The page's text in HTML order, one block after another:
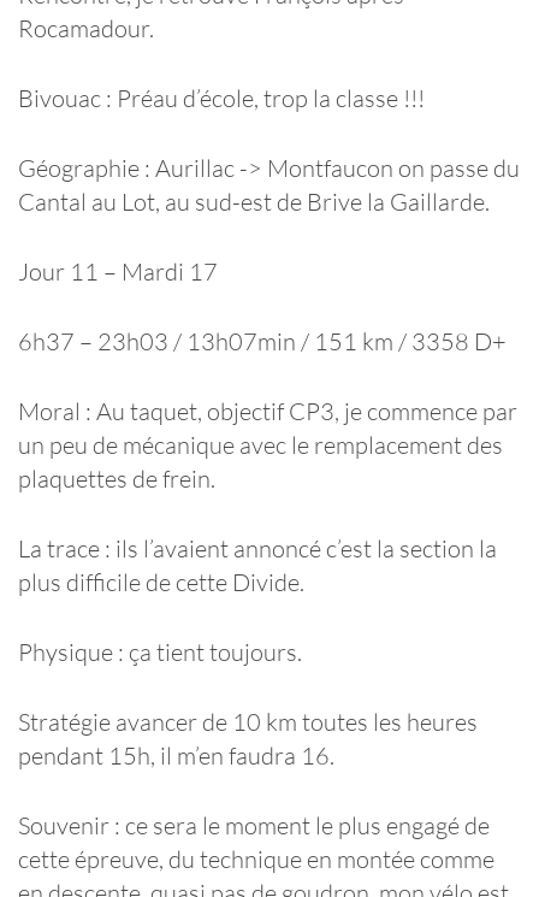
Rocamadour.
Bivouac : Préau d’école, trop la classe !!!
Géographie : Aurillac -> Montfaucon on passe du
Cantal au Lot, au sud-est de Brive la Gaillarde.
Jour 11 – Mardi 17
6h37 – 23h03 / 13h07min / 151 km / 3358 D+
Moral : Au taquet, objectif CP3, je commence par
un peu de mécanique avec le remplacement des
plaquettes de frein.
La trace : ils l’avaient annoncé c’est la section la
plus difficile de cette Divide.
Physique : ça tient toujours.
Stratégie avancer de 10 km toutes les heures
pendant 15h, il m’en faudra 16.
Souvenir : ce sera le moment le plus engagé de
cette épreuve, du technique en montée comme